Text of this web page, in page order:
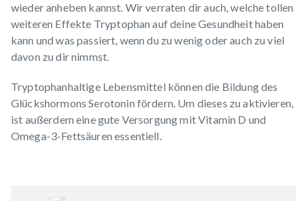
wieder anheben kannst. Wir verraten dir auch, welche tollen
weiteren Effekte Tryptophan auf deine Gesundheit haben
kann und was passiert, wenn du zu wenig oder auch zu viel
davon zu dir nimmst.
Tryptophanhaltige Lebensmittel können die Bildung des
Glückshormons Serotonin fördern. Um dieses zu aktivieren,
ist außerdem eine gute Versorgung mit Vitamin D und
Omega-3-Fettsäuren essentiell.